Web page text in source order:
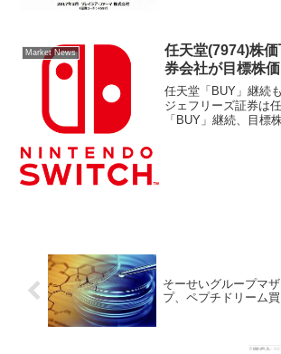
価格１８５円、初値
のがコンセンサスを
値をつけてから売買...
Market News
任天堂(7974)株
券会社が目標株
任天堂「BUY」継続
ジェフリーズ証券は
「BUY」継続、目標
そーせいグループマ
プ、ペプチドリーム